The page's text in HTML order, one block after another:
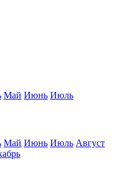
Май Июнь Июль
Май Июнь Июль Август